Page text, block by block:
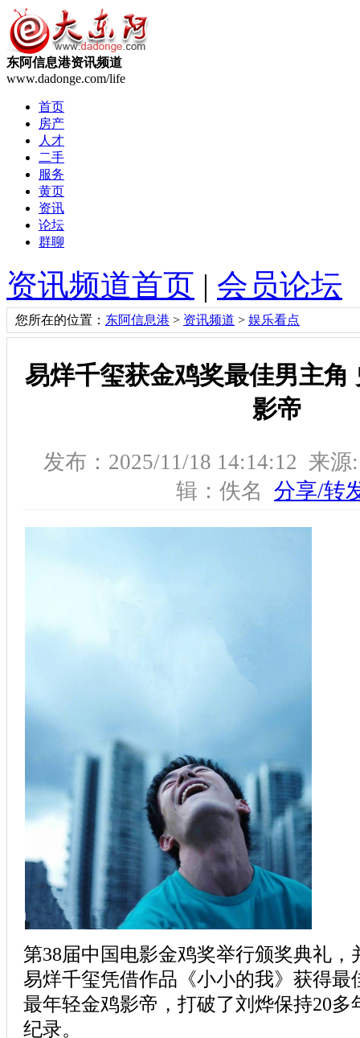
东阿信息港资讯频道
www.dadonge.com/life
首页
房产
人才
二手
服务
黄页
资讯
论坛
群聊
资讯频道首页 | 会员论坛
您所在的位置： 东阿信息港 > 资讯频道 > 娱乐看点
易烊千玺获金鸡奖最佳男主角
影帝
发布：2025/11/18 14:14:12 来
辑：佚名 分享/转
第38届中国电影金鸡奖举行颁奖典礼，
易烊千玺凭借作品《小小的我》获得最
最年轻金鸡影帝，打破了刘烨保持20多
纪录。